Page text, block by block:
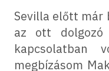
Sevilla előtt már
az ott dolgozó
kapcsolatban
megbízásom